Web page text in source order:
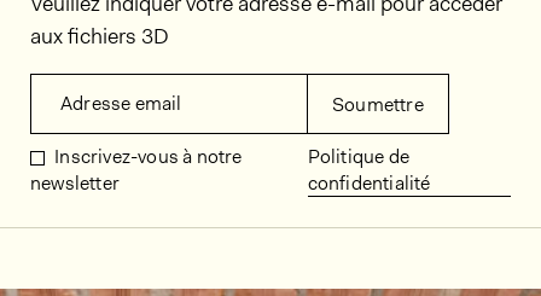
aux fichiers 3D
Adresse email Soumettre
Inscrivez-vous à notre
newsletter
Politique de
confidentialité